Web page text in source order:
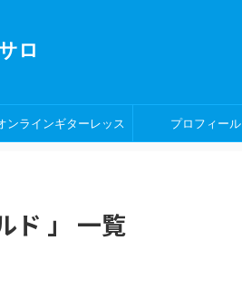
ロ
ンラインギターレッス プロフィール
ド 」 一覧